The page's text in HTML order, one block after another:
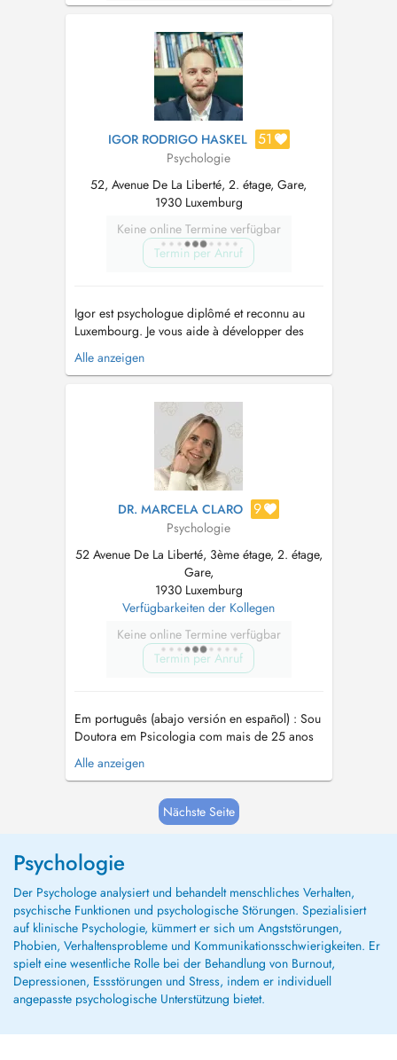
IGOR RODRIGO HASKEL 51
Psychologie
52, Avenue De La Liberté, 2. étage, Gare,
1930 Luxemburg
Keine online Termine verfügbar
Termin per Anruf
Igor est psychologue diplômé et reconnu au
Luxembourg. Je vous aide à développer des
stratégies efficaces pour gérer l'anxiété et le
stress du quotidien. Une psychologie
résolution de problèmes. Public : Adulte et
adolescent Approche: thérapie cogniti...
Alle anzeigen
DR. MARCELA CLARO 9
Psychologie
52 Avenue De La Liberté, 3ème étage, 2. étage,
Gare,
1930 Luxemburg
Verfügbarkeiten der Kollegen
Keine online Termine verfügbar
Termin per Anruf
Em português (abajo versión en español) : Sou
Doutora em Psicologia com mais de 25 anos
dedicados ao cuidado da saúde mental de
adultos e adolescentes, especializada em
personalizada para problemas de depressão,
ansiedade, burnout, estresse, autoestima e
Alle anzeigen
Nächste Seite
Psychologie
Der Psychologe analysiert und behandelt menschliches Verhalten,
psychische Funktionen und psychologische Störungen. Spezialisiert
auf klinische Psychologie, kümmert er sich um Angststörungen,
Phobien, Verhaltensprobleme und Kommunikationsschwierigkeiten. Er
spielt eine wesentliche Rolle bei der Behandlung von Burnout,
Depressionen, Essstörungen und Stress, indem er individuell
angepasste psychologische Unterstützung bietet.